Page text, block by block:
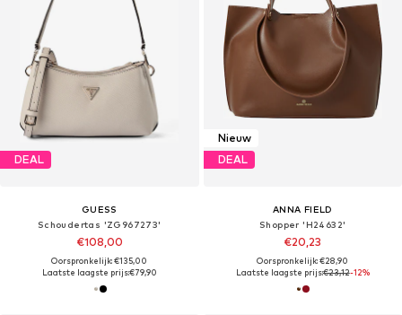
DEAL
GUESS
Schoudertas 'ZG967273'
€108,00
Oorspronkelijk: €135,00
Laatste laagste prijs:€79,90
Nieuw
DEAL
ANNA FIELD
Shopper 'H24632'
€20,23
Oorspronkelijk: €28,90
Laatste laagste prijs:€23,12-12%